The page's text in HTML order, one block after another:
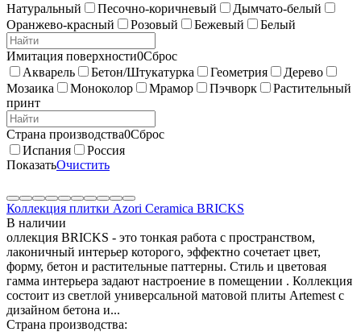
Натуральный
Песочно-коричневый
Дымчато-белый
Оранжево-красный
Розовый Бежевый Белый
Имитация поверхности0Сброс
Акварель
Бетон/Штукатурка Геометрия
Дерево
Мозаика
Моноколор Мрамор Пэчворк
Растительный
принт
Страна производства0Сброс
Испания
Россия
ПоказатьОчистить
Коллекция плитки Azori Ceramica BRICKS
В наличии
оллекция BRICKS - это тонкая работа с пространством,
лаконичный интерьер которого, эффектно сочетает цвет,
форму, бетон и растительные паттерны. Стиль и цветовая
гамма интерьера задают настроение в помещении . Коллекция
состоит из светлой универсальной матовой плиты Artemest с
дизайном бетона и...
Страна производства: